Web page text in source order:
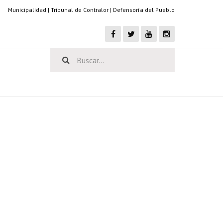
Municipalidad | Tribunal de Contralor | Defensoría del Pueblo